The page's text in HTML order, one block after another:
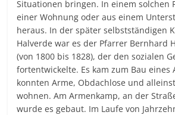
Situationen bringen. In einem solchen
einer Wohnung oder aus einem
heraus. In der später selbstständigen
Halverde war es der Pfarrer Bernhard
(von 1800 bis 1828), der den sozialen
fortentwickelte. Es kam zum Bau eines
konnten Arme, Obdachlose und
wohnen. Am Armenkamp, an der
wurde es gebaut. Im Laufe von